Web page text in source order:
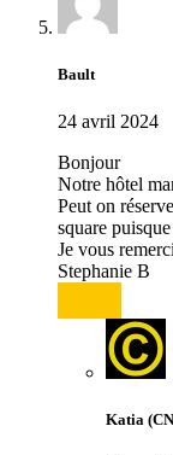
Bault
24 avril 2024
Bonjour
Notre hôtel
Peut on
square
Je vous
Stephanie B
Katia